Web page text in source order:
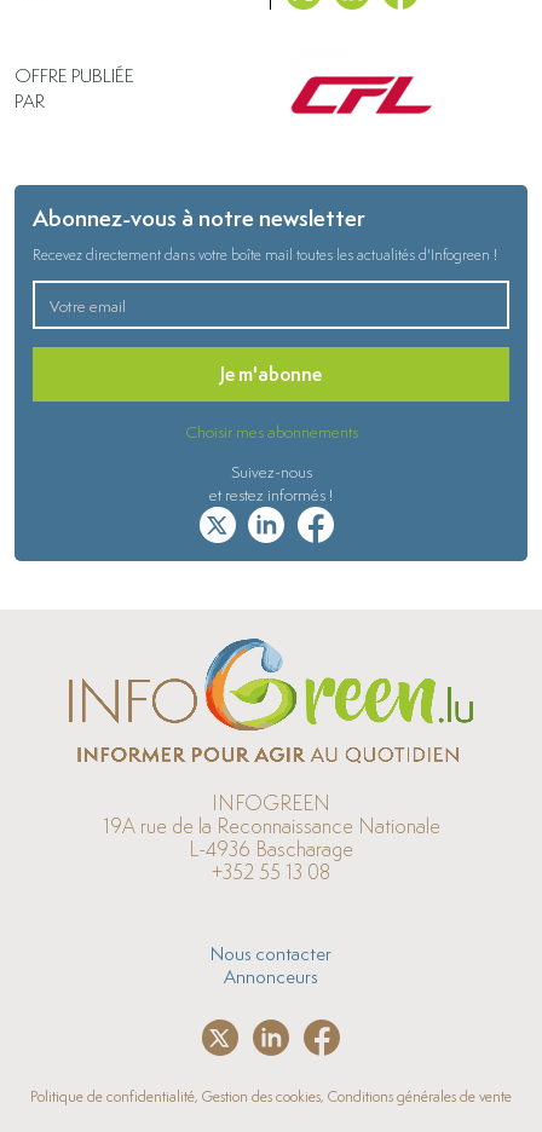
OFFRE PUBLIÉE
PAR
Abonnez-vous à notre newsletter
Recevez directement dans votre boîte mail toutes les actualités d'Infogreen !
Je m'abonne
Choisir mes abonnements
Suivez-nous
et restez informés !
INFOGREEN
19A rue de la Reconnaissance Nationale
L-4936 Bascharage
+352 55 13 08
Nous contacter
Annonceurs
Politique de confidentialité, Gestion des cookies, Conditions générales de vente